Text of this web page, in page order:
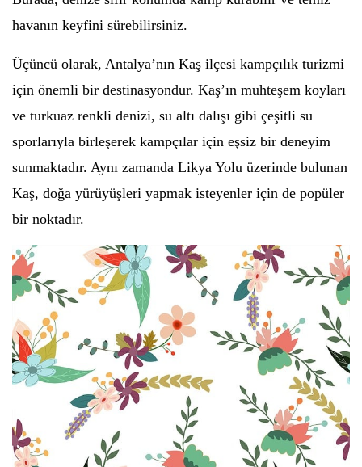
havanın keyfini sürebilirsiniz.
Üçüncü olarak, Antalya’nın Kaş ilçesi kampçılık turizmi
için önemli bir destinasyondur. Kaş’ın muhteşem koyları
ve turkuaz renkli denizi, su altı dalışı gibi çeşitli su
sporlarıyla birleşerek kampçılar için eşsiz bir deneyim
sunmaktadır. Aynı zamanda Likya Yolu üzerinde bulunan
Kaş, doğa yürüyüşleri yapmak isteyenler için de popüler
bir noktadır.